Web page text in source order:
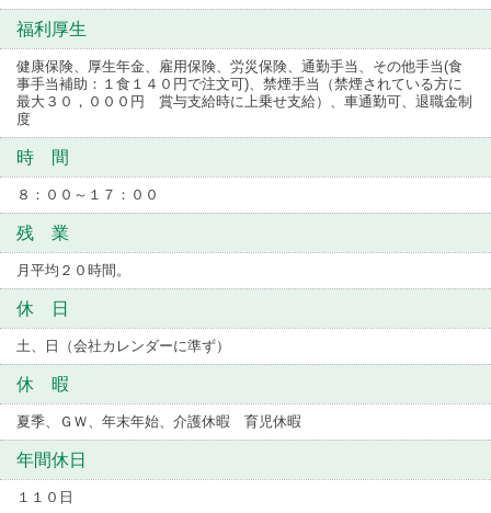
福利厚生
健康保険、厚生年金、雇用保険、労災保険、通勤手当、その他手当(食
事手当補助：１食１４０円で注文可)、禁煙手当（禁煙されている方に
最大３０，０００円 賞与支給時に上乗せ支給）、車通勤可、退職金制
度
時 間
８：００～１７：００
残 業
月平均２０時間。
休 日
土、日（会社カレンダーに準ず）
休 暇
夏季、ＧＷ、年末年始、介護休暇 育児休暇
年間休日
１１０日